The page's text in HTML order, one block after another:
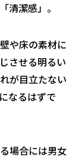
清潔感」。
や床の素材に
させる明るい
が目立たない
なるはずで
場合には男女